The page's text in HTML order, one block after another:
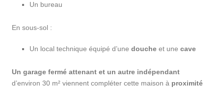
Un bureau
En sous-sol :
Un local technique équipé d’une douche et une cave
Un garage fermé attenant et un autre indépendant
d’environ 30 m² viennent compléter cette maison à proximité